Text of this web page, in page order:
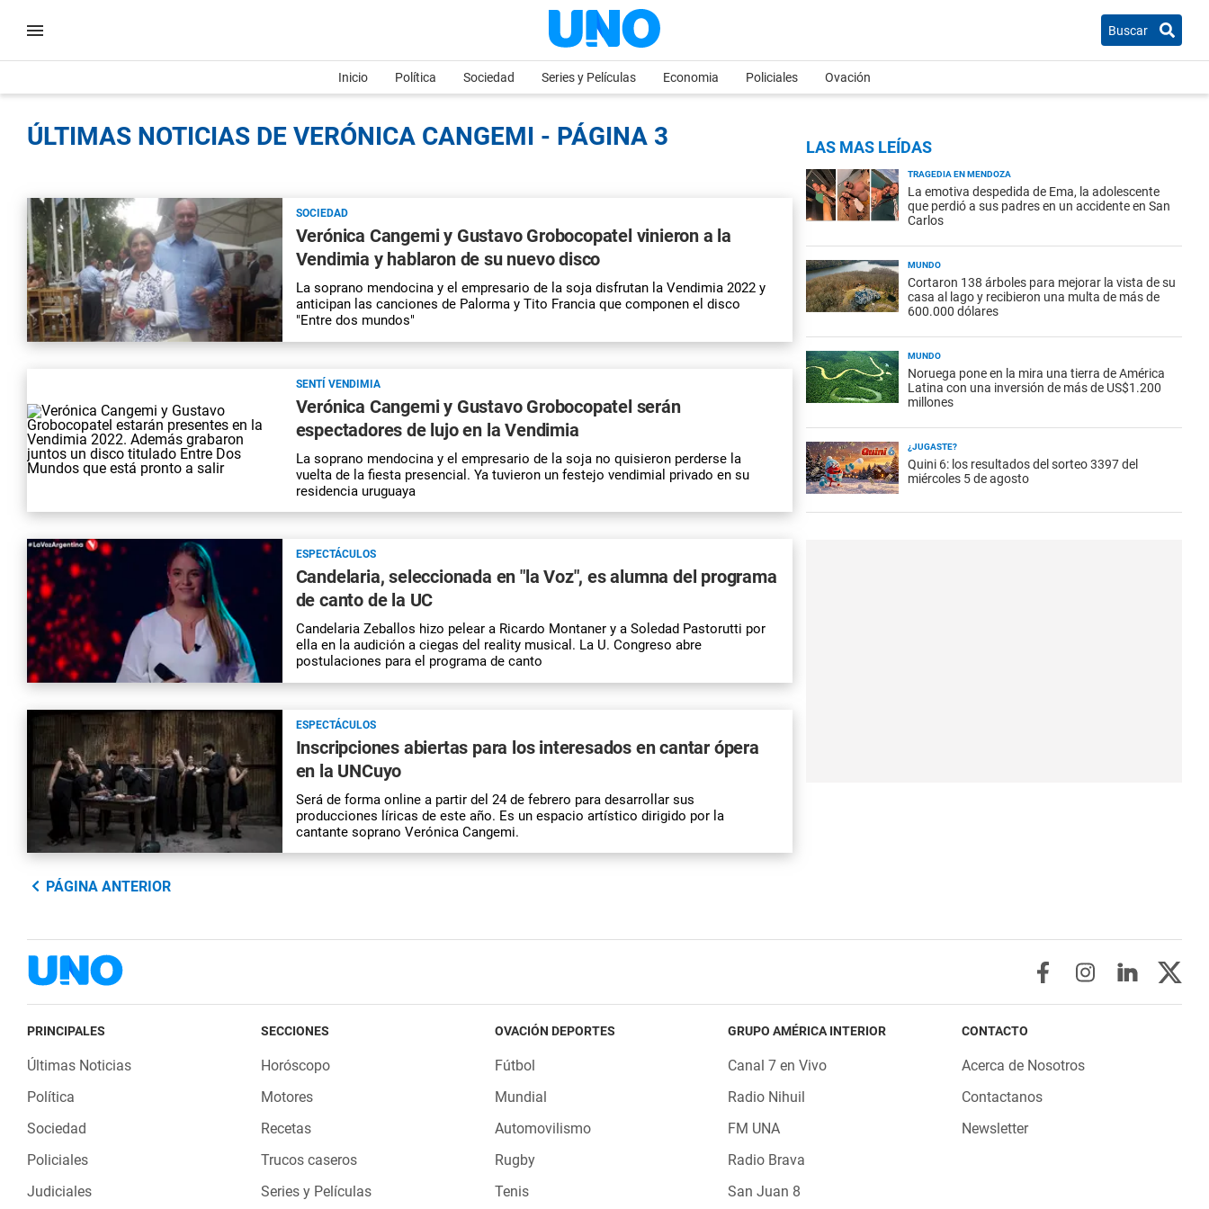
Buscar
Inicio Política Sociedad Series y Películas Economia Policiales Ovación
ÚLTIMAS NOTICIAS DE VERÓNICA CANGEMI - PÁGINA 3
SOCIEDAD
Verónica Cangemi y Gustavo Grobocopatel vinieron a la
Vendimia y hablaron de su nuevo disco
La soprano mendocina y el empresario de la soja disfrutan la Vendimia 2022 y
anticipan las canciones de Palorma y Tito Francia que componen el disco
"Entre dos mundos"
SENTÍ VENDIMIA
Verónica Cangemi y Gustavo Grobocopatel serán
espectadores de lujo en la Vendimia
La soprano mendocina y el empresario de la soja no quisieron perderse la
vuelta de la fiesta presencial. Ya tuvieron un festejo vendimial privado en su
residencia uruguaya
ESPECTÁCULOS
Candelaria, seleccionada en "la Voz", es alumna del programa
de canto de la UC
Candelaria Zeballos hizo pelear a Ricardo Montaner y a Soledad Pastorutti por
ella en la audición a ciegas del reality musical. La U. Congreso abre
postulaciones para el programa de canto
ESPECTÁCULOS
Inscripciones abiertas para los interesados en cantar ópera
en la UNCuyo
Será de forma online a partir del 24 de febrero para desarrollar sus
producciones líricas de este año. Es un espacio artístico dirigido por la
cantante soprano Verónica Cangemi.
PÁGINA ANTERIOR
LAS MAS LEÍDAS
TRAGEDIA EN MENDOZA
La emotiva despedida de Ema, la adolescente
que perdió a sus padres en un accidente en San
Carlos
MUNDO
Cortaron 138 árboles para mejorar la vista de su
casa al lago y recibieron una multa de más de
600.000 dólares
MUNDO
Noruega pone en la mira una tierra de América
Latina con una inversión de más de US$1.200
millones
¿JUGASTE?
Quini 6: los resultados del sorteo 3397 del
miércoles 5 de agosto
PRINCIPALES
Últimas Noticias
Política
Sociedad
Policiales
Judiciales
SECCIONES
Horóscopo
Motores
Recetas
Trucos caseros
Series y Películas
OVACIÓN DEPORTES
Fútbol
Mundial
Automovilismo
Rugby
Tenis
GRUPO AMÉRICA INTERIOR
Canal 7 en Vivo
Radio Nihuil
FM UNA
Radio Brava
San Juan 8
CONTACTO
Acerca de Nosotros
Contactanos
Newsletter